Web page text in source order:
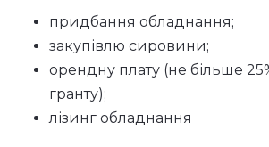
придбання обладнання;
закупівлю сировини;
орендну плату (не більше
гранту);
лізинг обладнання